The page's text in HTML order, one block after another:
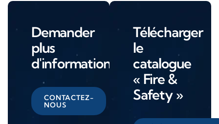
Demander
plus
d'informations
CONTACTEZ-
NOUS
Télécharger
le
catalogue
« Fire &
Safety »